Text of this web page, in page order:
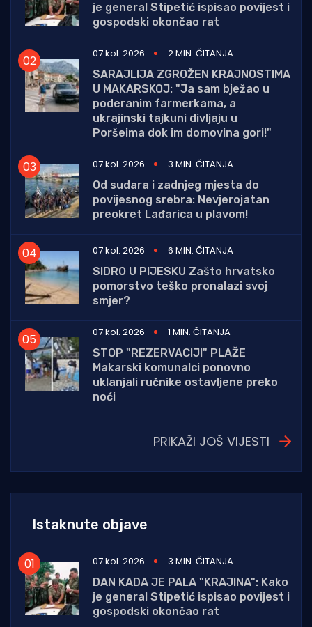
je general Stipetić ispisao povijest i
gospodski okončao rat
07 kol. 2026
2 MIN. ČITANJA
SARAJLIJA ZGROŽEN KRAJNOSTIMA
U MAKARSKOJ: "Ja sam bježao u
poderanim farmerkama, a
ukrajinski tajkuni divljaju u
Poršeima dok im domovina gori!"
07 kol. 2026
3 MIN. ČITANJA
Od sudara i zadnjeg mjesta do
povijesnog srebra: Nevjerojatan
preokret Lađarica u plavom!
07 kol. 2026
6 MIN. ČITANJA
SIDRO U PIJESKU Zašto hrvatsko
pomorstvo teško pronalazi svoj
smjer?
07 kol. 2026
1 MIN. ČITANJA
STOP "REZERVACIJI" PLAŽE
Makarski komunalci ponovno
uklanjali ručnike ostavljene preko
noći
PRIKAŽI JOŠ VIJESTI
Istaknute objave
07 kol. 2026
3 MIN. ČITANJA
DAN KADA JE PALA "KRAJINA": Kako
je general Stipetić ispisao povijest i
gospodski okončao rat